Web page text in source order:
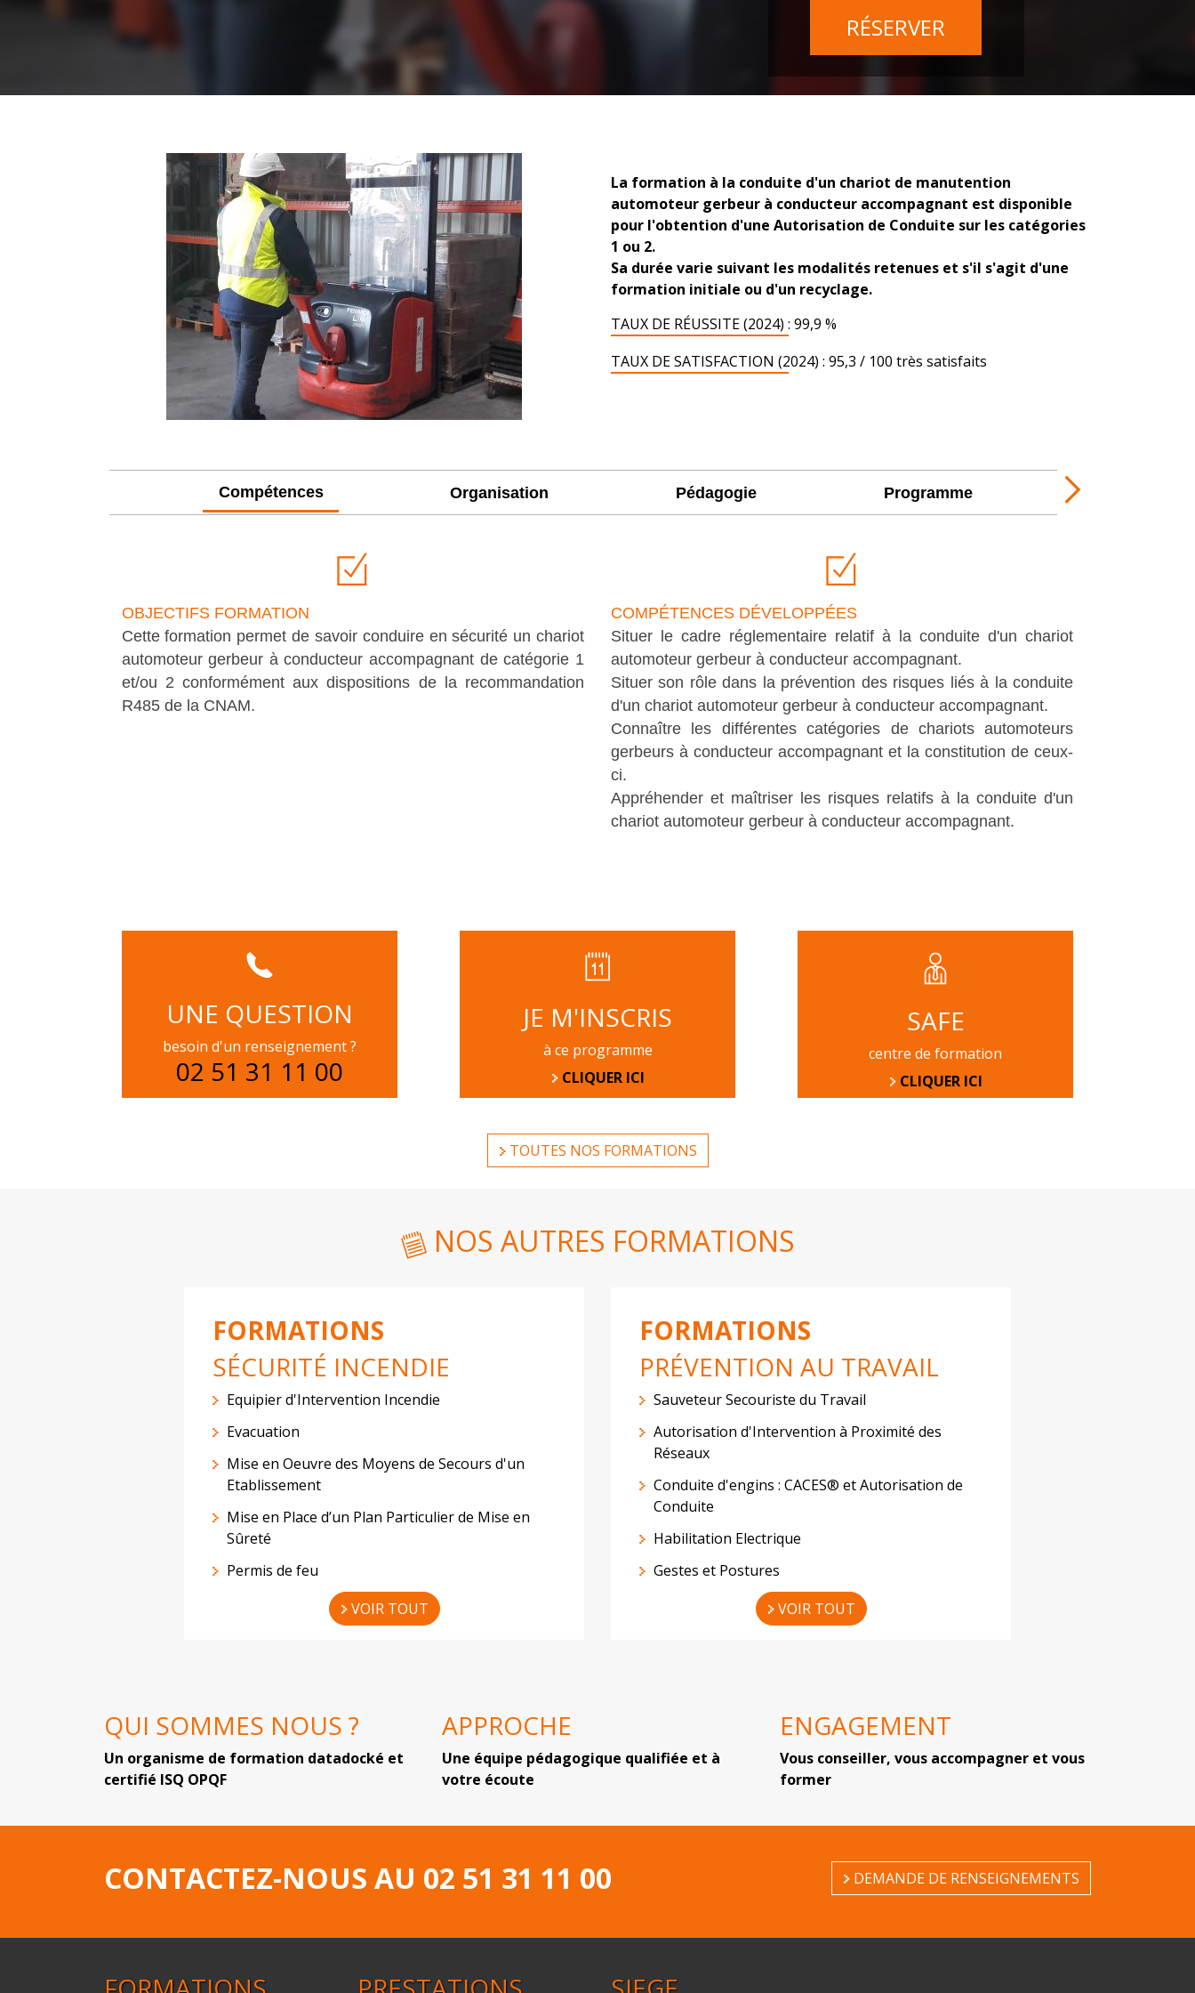
RÉSERVER
La formation à la conduite d'un chariot de manutention
automoteur gerbeur à conducteur accompagnant est disponible
pour l'obtention d'une Autorisation de Conduite sur les catégories
1 ou 2.
Sa durée varie suivant les modalités retenues et s'il s'agit d'une
formation initiale ou d'un recyclage.
TAUX DE RÉUSSITE (2024) : 99,9 %
TAUX DE SATISFACTION (2024) : 95,3 / 100 très satisfaits
Compétences Organisation Pédagogie Programme
OBJECTIFS FORMATION
Cette formation permet de savoir conduire en sécurité un chariot
automoteur gerbeur à conducteur accompagnant de catégorie 1
et/ou 2 conformément aux dispositions de la recommandation
R485 de la CNAM.
COMPÉTENCES DÉVELOPPÉES
Situer le cadre réglementaire relatif à la conduite d'un chariot
automoteur gerbeur à conducteur accompagnant.
Situer son rôle dans la prévention des risques liés à la conduite
d'un chariot automoteur gerbeur à conducteur accompagnant.
Connaître les différentes catégories de chariots automoteurs
gerbeurs à conducteur accompagnant et la constitution de ceux-
ci.
Appréhender et maîtriser les risques relatifs à la conduite d'un
chariot automoteur gerbeur à conducteur accompagnant.
UNE QUESTION
besoin d'un renseignement ?
02 51 31 11 00
JE M'INSCRIS
à ce programme
CLIQUER ICI
SAFE
centre de formation
CLIQUER ICI
TOUTES NOS FORMATIONS
NOS AUTRES FORMATIONS
FORMATIONS
SÉCURITÉ INCENDIE
Equipier d'Intervention Incendie
Evacuation
Mise en Oeuvre des Moyens de Secours d'un
Etablissement
Mise en Place d’un Plan Particulier de Mise en
Sûreté
Permis de feu
VOIR TOUT
FORMATIONS
PRÉVENTION AU TRAVAIL
Sauveteur Secouriste du Travail
Autorisation d'Intervention à Proximité des
Réseaux
Conduite d'engins : CACES® et Autorisation de
Conduite
Habilitation Electrique
Gestes et Postures
VOIR TOUT
QUI SOMMES NOUS ?
Un organisme de formation datadocké et
certifié ISQ OPQF
APPROCHE
Une équipe pédagogique qualifiée et à
votre écoute
ENGAGEMENT
Vous conseiller, vous accompagner et vous
former
CONTACTEZ-NOUS AU 02 51 31 11 00 DEMANDE DE RENSEIGNEMENTS